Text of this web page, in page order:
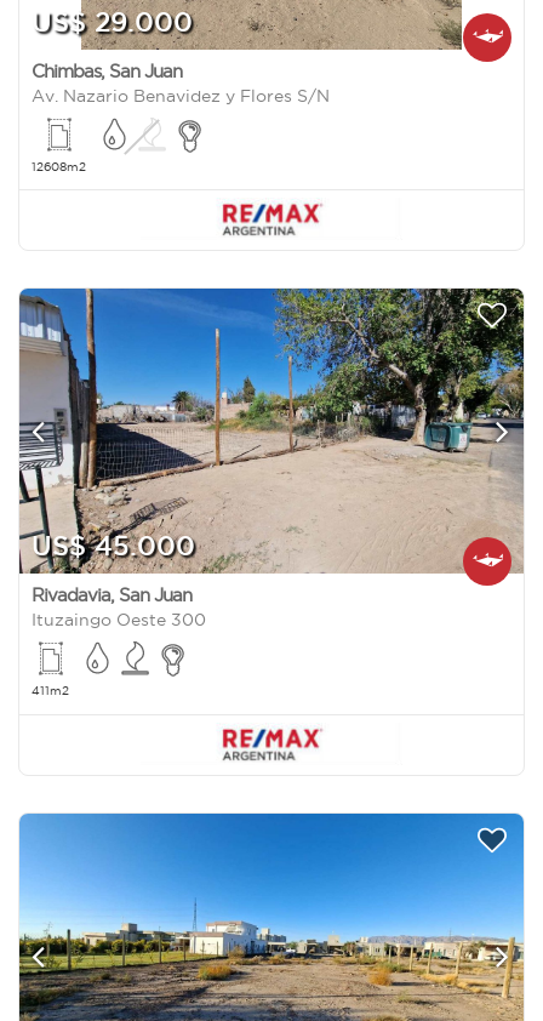
US$ 29.000
Chimbas, San Juan
Av. Nazario Benavidez y Flores S/N
12608m2
US$ 45.000
Rivadavia, San Juan
Ituzaingo Oeste 300
411m2